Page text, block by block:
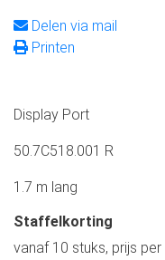
Delen via mail
Printen
Display Port
50.7C518.001 R
1.7 m lang
Staffelkorting
vanaf 10 stuks, prijs per